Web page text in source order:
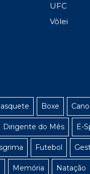
UFC
Vôlei
Boxe
Dirigente do Mês E-
Futebol
Memória Natação